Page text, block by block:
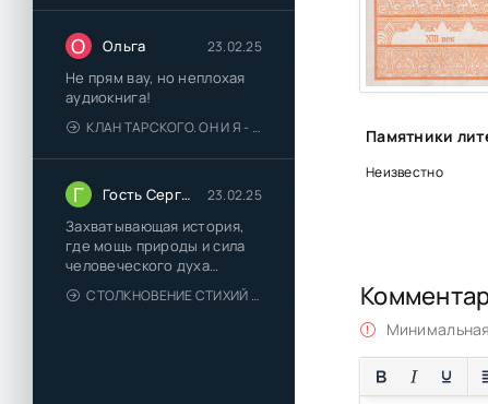
О Ольга 23.02.25
Не прям вау, но неплохая
аудиокнига!
КЛАН ТАРСКОГО. ОН И Я - ЕЛЕНА ТОДОРОВА (1)
Г Гость Сергей 23.02.25
Захватывающая история,
где мощь природы и сила
человеческого духа
сплетаются в напряжённый
и
СТОЛКНОВЕНИЕ СТИХИЙ - ВАЛЕРИЙ ГУМИНСКИЙ
Неизвестно